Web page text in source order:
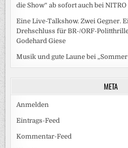
die Show“ ab sofort auch bei NITRO
Eine Live-Talkshow. Zwei Gegner.
Drehschluss für BR-/ORF-
Godehard Giese
Musik und gute Laune bei
META
Anmelden
Eintrags-Feed
Kommentar-Feed